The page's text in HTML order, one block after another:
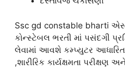
Ssc gd constable bharti
કોન્સ્ટેબલ ભરતી માં પસંદગી
લેવામાં આવશે કમ્પ્યુટર આધારિત,
,શારીરિક કાર્યક્ષમતા પરીક્ષણ